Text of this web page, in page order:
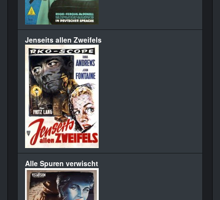
Jenseits allen Zweifels
Alle Spuren verwischt